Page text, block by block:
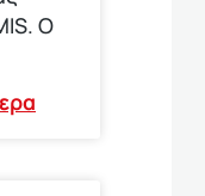
Ο